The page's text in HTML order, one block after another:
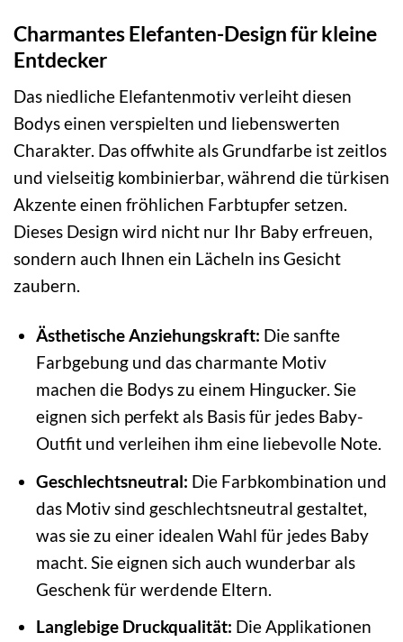
Charmantes Elefanten-Design für kleine
Entdecker
Das niedliche Elefantenmotiv verleiht diesen
Bodys einen verspielten und liebenswerten
Charakter. Das offwhite als Grundfarbe ist zeitlos
und vielseitig kombinierbar, während die türkisen
Akzente einen fröhlichen Farbtupfer setzen.
Dieses Design wird nicht nur Ihr Baby erfreuen,
sondern auch Ihnen ein Lächeln ins Gesicht
zaubern.
Ästhetische Anziehungskraft: Die sanfte
Farbgebung und das charmante Motiv
machen die Bodys zu einem Hingucker. Sie
eignen sich perfekt als Basis für jedes Baby-
Outfit und verleihen ihm eine liebevolle Note.
Geschlechtsneutral: Die Farbkombination und
das Motiv sind geschlechtsneutral gestaltet,
was sie zu einer idealen Wahl für jedes Baby
macht. Sie eignen sich auch wunderbar als
Geschenk für werdende Eltern.
Langlebige Druckqualität: Die Applikationen